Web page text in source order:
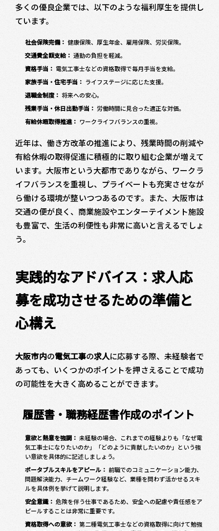
多くの優良企業では、以下のような福利厚生を提供し
ています。
社会保険完備： 健康保険、厚生年金、雇用保険、労災保険。
交通費全額支給： 通勤の負担を軽減。
資格手当： 電気工事士などの資格取得で毎月手当を支給。
家族手当・住宅手当： ライフステージに応じた支援。
退職金制度： 将来への安心。
残業手当・休日出勤手当： 労働時間に見合った適正な対価。
有給休暇取得推進： ワークライフバランスの重視。
近年は、働き方改革の推進により、残業時間の削減や
有給休暇の取得促進に積極的に取り組む企業が増えて
います。大阪市という大都市でありながら、ワークラ
イフバランスを重視し、プライベートも充実させなが
ら働ける環境が整いつつあるのです。また、大阪市は
交通の便が良く、商業施設やエンターテイメント施設
も豊富で、生活の利便性も非常に高いと言えるでしょ
う。
実践的なアドバイス：求人応
募を成功させるための準備と
心構え
大阪市内の電気工事の求人に応募する際、未経験者で
あっても、いくつかのポイントを押さえることで成功
の可能性を大きく高めることができます。
履歴書・職務経歴書作成のポイント
意欲と熱意を強調： 未経験の場合、これまでの経験よりも「なぜ電
気工事士になりたいのか」「どのように貢献したいのか」という強
い意欲を具体的に記述しましょう。
ポータブルスキルをアピール： 前職でのコミュニケーション能力、
問題解決能力、チームワーク経験など、業種を問わず活かせるスキ
ルを具体例を挙げて説明します。
安全意識： 危険を伴う仕事であるため、安全への配慮や責任感をア
ピールすることは非常に重要です。
資格取得への意欲： 第二種電気工事士などの資格取得に向けて勉強